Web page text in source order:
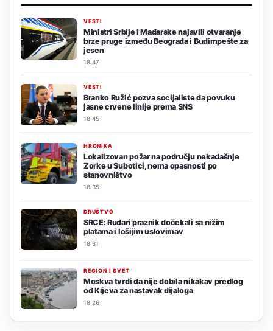
VESTI
Ministri Srbije i Mađarske najavili otvaranje
brze pruge između Beograda i Budimpešte za
jesen
18:47
VESTI
Branko Ružić pozva socijaliste da povuku
jasne crvene linije prema SNS
18:45
HRONIKA
Lokalizovan požar na području nekadašnje
Zorke u Subotici, nema opasnosti po
stanovništvo
18:35
DRUŠTVO
SRCE: Rudari praznik dočekali sa nižim
platama i lošijim uslovimav
18:31
REGION I SVET
Moskva tvrdi da nije dobila nikakav predlog
od Kijeva za nastavak dijaloga
18:26